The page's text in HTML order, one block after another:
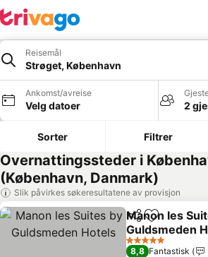
Reisemål
Strøget, København
Ankomst/avreise
Velg datoer 2
Sorter Filtrer
Overnattingssteder i
(København, Danmark)
Slik påvirkes søkeresultatene av provisjon
Del Legg til i
Manon les
Guldsmeden
Se priser
5 Stjerner
8,8 Fantastisk